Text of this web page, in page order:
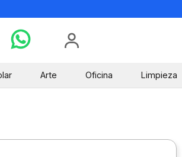
Arte Oficina Limpieza